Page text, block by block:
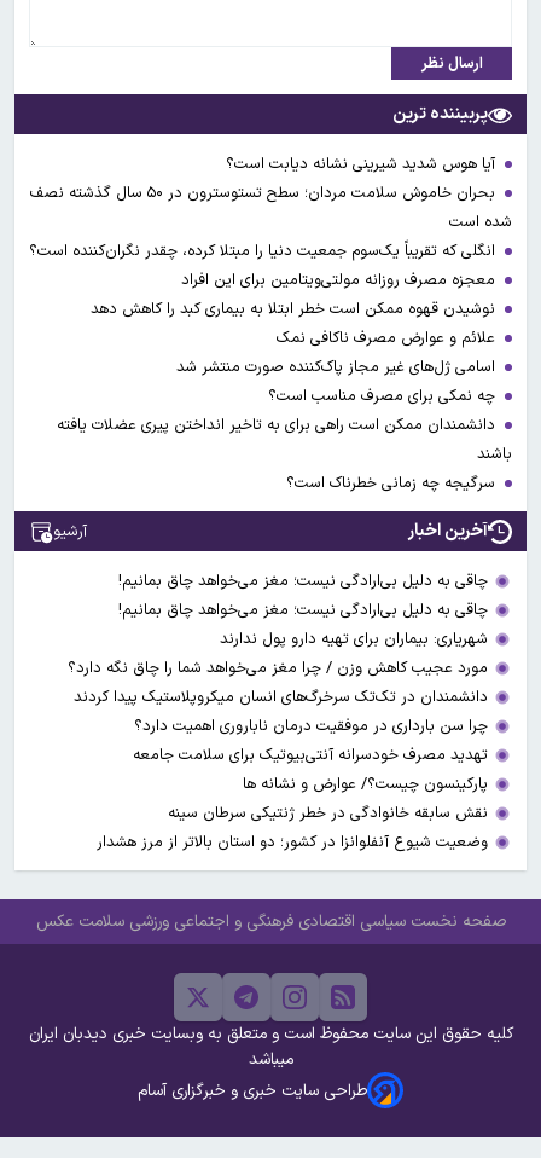
ارسال نظر
پربیننده ترین
آیا هوس شدید شیرینی نشانه دیابت است؟
بحران خاموش سلامت مردان؛ سطح تستوسترون در ۵۰ سال گذشته نصف
شده است
انگلی که تقریباً یک‌سوم جمعیت دنیا را مبتلا کرده، چقدر نگران‌کننده است؟
معجزه مصرف روزانه مولتی‌ویتامین برای این افراد
نوشیدن قهوه ممکن است خطر ابتلا به بیماری کبد را کاهش دهد
علائم و عوارض مصرف ناکافی نمک
اسامی ژل‌های غیر مجاز پاک‌کننده صورت منتشر شد
چه نمکی برای مصرف مناسب است؟
دانشمندان ممکن است راهی برای به تاخیر انداختن پیری عضلات یافته
باشند
سرگیجه چه زمانی خطرناک است؟
آخرین اخبار آرشیو
چاقی به دلیل بی‌ارادگی نیست؛ مغز می‌خواهد چاق بمانیم!
چاقی به دلیل بی‌ارادگی نیست؛ مغز می‌خواهد چاق بمانیم!
شهریاری: بیماران برای تهیه دارو پول ندارند
مورد عجیب کاهش وزن / چرا مغز می‌خواهد شما را چاق نگه دارد؟
دانشمندان در تک‌تک سرخرگ‌های انسان میکروپلاستیک پیدا کردند
چرا سن بارداری در موفقیت درمان ناباروری اهمیت دارد؟
تهدید مصرف خودسرانه آنتی‌بیوتیک‌‌ برای سلامت جامعه
پارکینسون چیست؟/ عوارض و نشانه ها
نقش سابقه خانوادگی در خطر ژنتیکی سرطان سینه
وضعیت شیوع آنفلوانزا در کشور؛ دو استان بالاتر از مرز هشدار
صفحه نخست سیاسی اقتصادی فرهنگی و اجتماعی ورزشی سلامت عکس
کلیه حقوق این سایت محفوظ است و متعلق به وبسایت خبری دیدبان ایران
میباشد
طراحی سایت خبری و خبرگزاری آسام